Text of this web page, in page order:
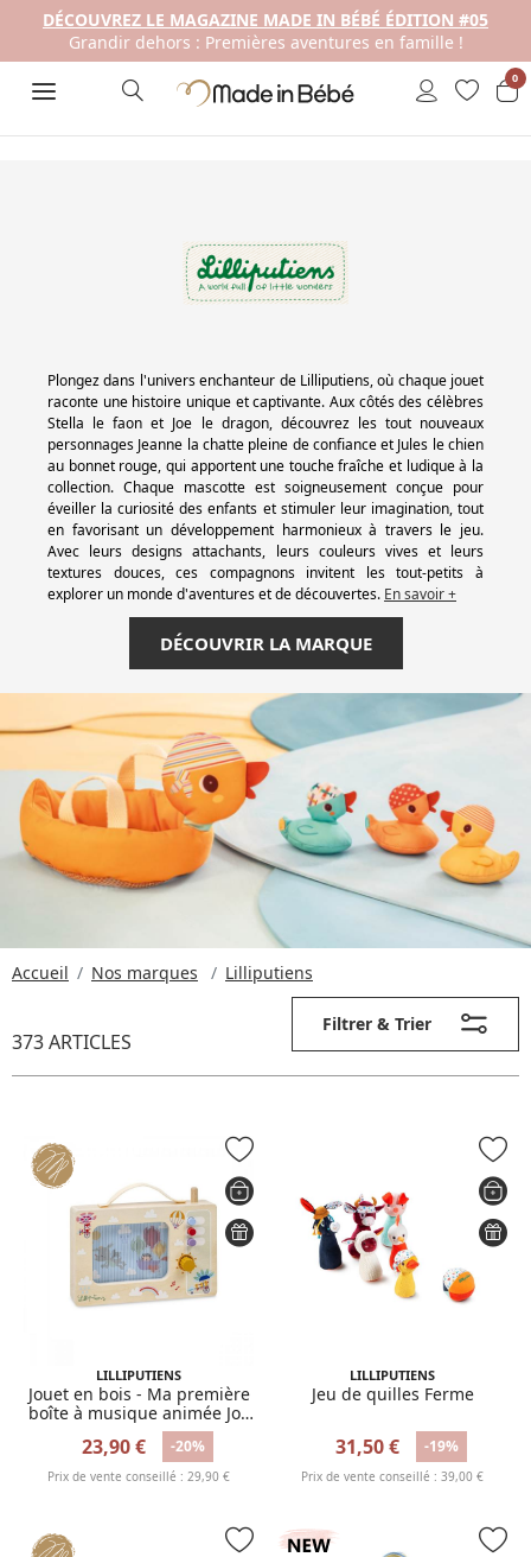
DÉCOUVREZ LE MAGAZINE MADE IN BÉBÉ ÉDITION #05
Grandir dehors : Premières aventures en famille !
0
Plongez dans l'univers enchanteur de Lilliputiens, où chaque jouet
raconte une histoire unique et captivante. Aux côtés des célèbres
Stella le faon et Joe le dragon, découvrez les tout nouveaux
personnages Jeanne la chatte pleine de confiance et Jules le chien
au bonnet rouge, qui apportent une touche fraîche et ludique à la
collection. Chaque mascotte est soigneusement conçue pour
éveiller la curiosité des enfants et stimuler leur imagination, tout
en favorisant un développement harmonieux à travers le jeu.
Avec leurs designs attachants, leurs couleurs vives et leurs
textures douces, ces compagnons invitent les tout-petits à
explorer un monde d'aventures et de découvertes. En savoir +
DÉCOUVRIR LA MARQUE
Accueil Nos marques Lilliputiens
373 ARTICLES
Filtrer & Trier
LILLIPUTIENS
Jouet en bois - Ma première
boîte à musique animée Joe
s'envole
23,90 € -20%
Prix de vente conseillé : 29,90 €
LILLIPUTIENS
Jeu de quilles Ferme
31,50 € -19%
Prix de vente conseillé : 39,00 €